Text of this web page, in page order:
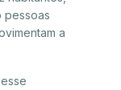
pessoas
a